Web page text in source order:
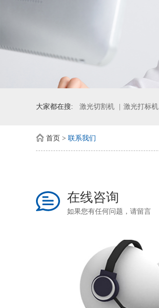
大家都在搜: 激光切割机 激光打标机
首页 > 联系我们
在线咨询
如果您有任何问题，请留言